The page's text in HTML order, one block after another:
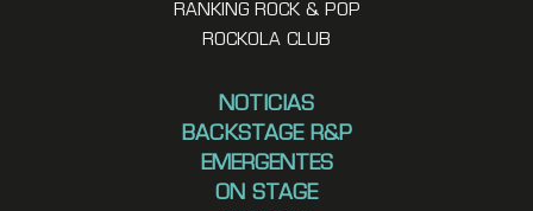
RANKING ROCK & POP
ROCKOLA CLUB
NOTICIAS
BACKSTAGE R&P
EMERGENTES
ON STAGE